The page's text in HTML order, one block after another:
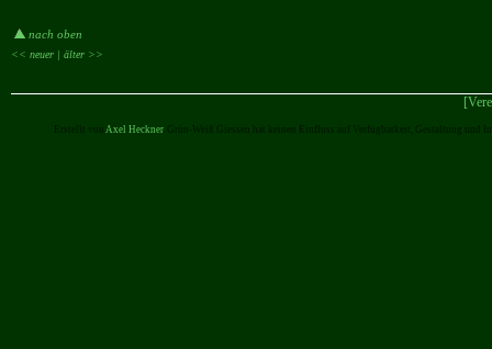
nach oben
<< neuer | älter >>
Erstellt von Axel Heckner. Grün-Weiß Giessen hat keinen Einfluss auf Verfügbarkeit, Gestaltung und